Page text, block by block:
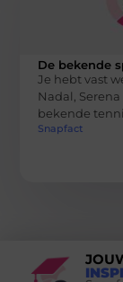
De bekende
Je hebt vast
Nadal,
bekende
Snapfact